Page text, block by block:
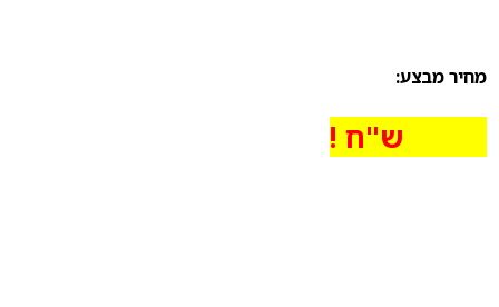
מחיר מבצע: